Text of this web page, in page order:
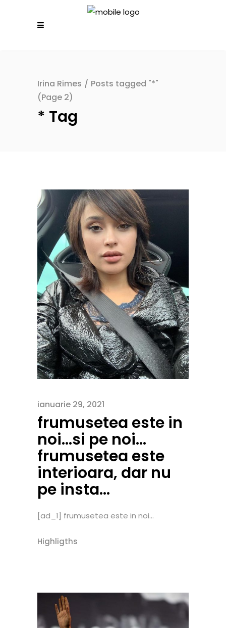
Irina Rimes / Posts tagged "*"
(Page 2)
* Tag
ianuarie 29, 2021
frumusetea este in
noi…si pe noi…
frumusetea este
interioara, dar nu
pe insta…
[ad_1] frumusetea este in noi...
Highligths